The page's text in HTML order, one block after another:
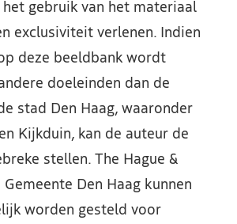
gebruik van het materiaal
exclusiviteit verlenen. Indien
deze beeldbank wordt
doeleinden dan de
stad Den Haag, waaronder
Kijkduin, kan de auteur de
stellen. The Hague &
Den Haag kunnen
worden gesteld voor